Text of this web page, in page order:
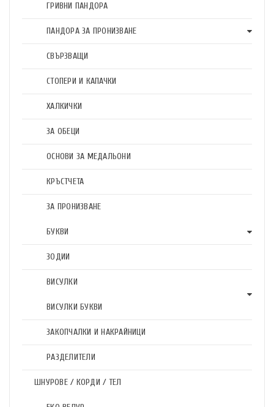
ГРИВНИ ПАНДОРА
ПАНДОРА ЗА ПРОНИЗВАНЕ
СВЪРЗВАЩИ
СТОПЕРИ И КАПАЧКИ
ХАЛКИЧКИ
ЗА ОБЕЦИ
ОСНОВИ ЗА МЕДАЛЬОНИ
КРЪСТЧЕТА
ЗА ПРОНИЗВАНЕ
БУКВИ
ЗОДИИ
ВИСУЛКИ
ВИСУЛКИ БУКВИ
ЗАКОПЧАЛКИ И НАКРАЙНИЦИ
РАЗДЕЛИТЕЛИ
ШНУРОВЕ / КОРДИ / ТЕЛ